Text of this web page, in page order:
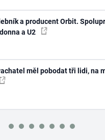
a producent Orbit.
a U2
měl pobodat tři lidi, na